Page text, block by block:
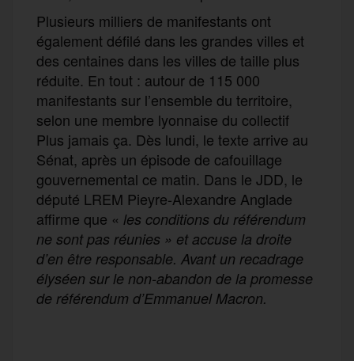
Plusieurs milliers de manifestants ont
également défilé dans les grandes villes et
des centaines dans les villes de taille plus
réduite. En tout : autour de 115 000
manifestants sur l’ensemble du territoire,
selon une membre lyonnaise du collectif
Plus jamais ça. Dès lundi, le texte arrive au
Sénat, après un épisode de cafouillage
gouvernemental ce matin. Dans le JDD, le
député LREM Pieyre-Alexandre Anglade
affirme que « les conditions du référendum
ne sont pas réunies » et accuse la droite
d’en être responsable. Avant un recadrage
élyséen sur le non-abandon de la promesse
de référendum d’Emmanuel Macron.